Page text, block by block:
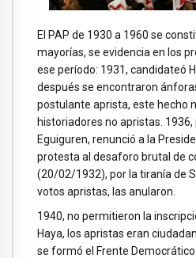
El PAP de 1930 a 1960 se
mayorías, se evidencia en los
ese período: 1931, candidateó
después se encontraron
postulante aprista, este hecho
historiadores no apristas.
Eguiguren, renunció a la
protesta al desaforo brutal de
(20/02/1932), por la tiranía de
votos apristas, las anularon.
1940, no permitieron la
Haya, los apristas eran
se formó el Frente